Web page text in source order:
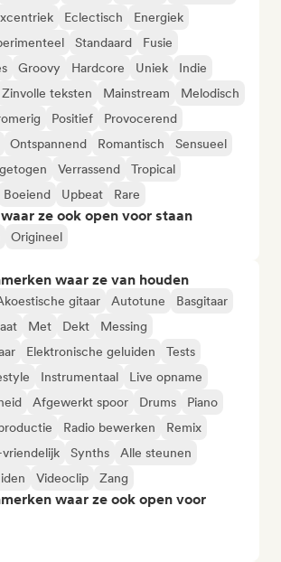
Eclectisch
Energiek
Standaard
Fusie
Groovy Hardcore Uniek
Indie
Zinvolle teksten Mainstream
Melodisch
Positief
Provocerend
Ontspannend Romantisch
Sensueel
Verrassend
Tropical
Boeiend Upbeat Rare
ze ook open voor staan
Origineel
waar ze van houden
gitaar Autotune
Basgitaar
Met Dekt
Messing
Elektronische geluiden
Tests
Instrumentaal
Live opname
Afgewerkt spoor Drums
Piano
Radio bewerken
Remix
Synths
Alle steunen
Videoclip Zang
waar ze ook open voor